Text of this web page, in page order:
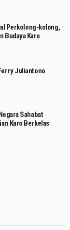
Perkolong-kolong,
Budaya Karo
Juliantono
Sahabat
Karo Berkelas